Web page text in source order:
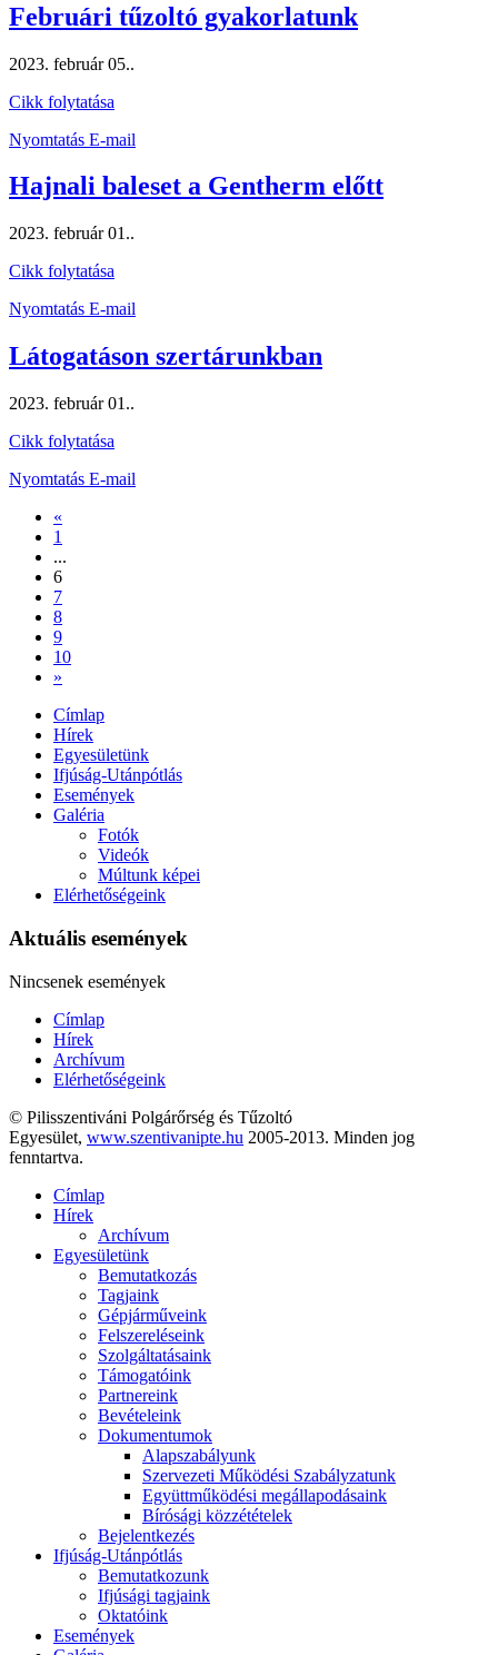
Februári tűzoltó gyakorlatunk
2023. február 05..
Cikk folytatása
Nyomtatás E-mail
Hajnali baleset a Gentherm előtt
2023. február 01..
Cikk folytatása
Nyomtatás E-mail
Látogatáson szertárunkban
2023. február 01..
Cikk folytatása
Nyomtatás E-mail
«
1
...
6
7
8
9
10
»
Címlap
Hírek
Egyesületünk
Ifjúság-Utánpótlás
Események
Galéria
Fotók
Videók
Múltunk képei
Elérhetőségeink
Aktuális események
Nincsenek események
Címlap
Hírek
Archívum
Elérhetőségeink
© Pilisszentiváni Polgárőrség és Tűzoltó
Egyesület, www.szentivanipte.hu 2005-2013. Minden jog
fenntartva.
Címlap
Hírek
Archívum
Egyesületünk
Bemutatkozás
Tagjaink
Gépjárműveink
Felszereléseink
Szolgáltatásaink
Támogatóink
Partnereink
Bevételeink
Dokumentumok
Alapszabályunk
Szervezeti Működési Szabályzatunk
Együttműködési megállapodásaink
Bírósági közzétételek
Bejelentkezés
Ifjúság-Utánpótlás
Bemutatkozunk
Ifjúsági tagjaink
Oktatóink
Események